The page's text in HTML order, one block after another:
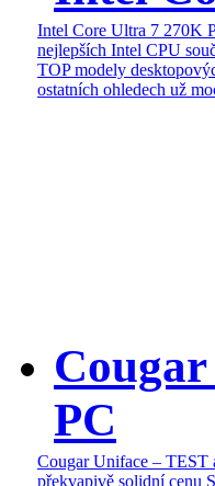
Intel Core Ultra 7 270K
nejlepších Intel CPU
TOP modely
ostatních ohledech už
PC
Cougar Uniface – TEST
překvapivě solidní cenu